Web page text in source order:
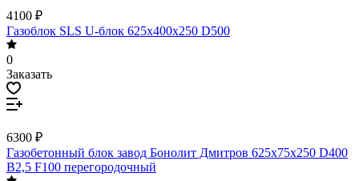
4100 ₽
Газоблок SLS U-блок 625х400х250 D500
0
Заказать
6300 ₽
Газобетонный блок завод Бонолит Дмитров 625х75х250 D400
В2,5 F100 перегородочный